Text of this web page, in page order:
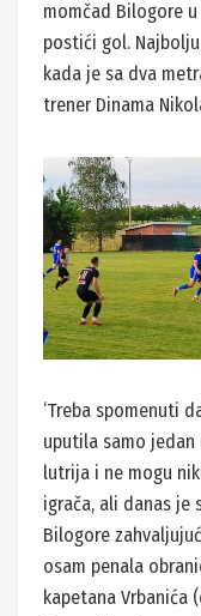
momčad Bilogore
postići gol.
kada je sa dva
trener Dinama
‘Treba spomenuti
uputila samo jedan
lutrija i ne mogu
igrača, ali danas je
Bilogore
osam penala
kapetana Vrbanića